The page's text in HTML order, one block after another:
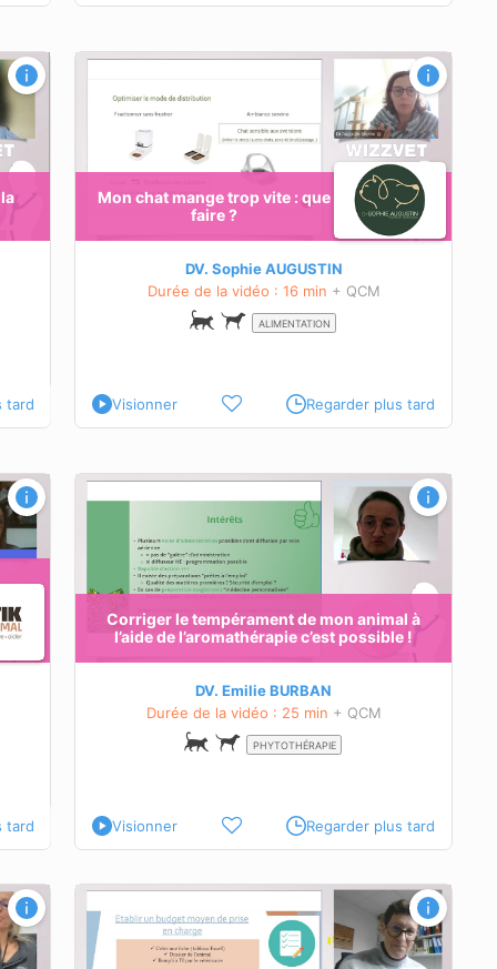
tard
Mon chat mange trop vite : que
faire ?
DV. Sophie AUGUSTIN
Durée de la vidéo : 16 min + QCM
ALIMENTATION
Visionner Regarder plus tard
tard
Corriger le tempérament de mon animal à
l’aide de l’aromathérapie c’est possible !
DV. Emilie BURBAN
Durée de la vidéo : 25 min + QCM
PHYTOTHÉRAPIE
à
!
Visionner Regarder plus tard